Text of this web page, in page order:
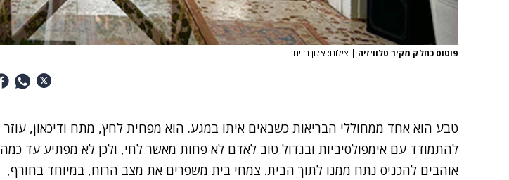
פוטוס כחלק מקיר טלוויזיה | צילום: אלון בדיחי
טבע הוא אחד ממחוללי הבריאות כשבאים איתו במגע. הוא מפחית לחץ, מתח ודיכאון, עוזר
להתמודד עם אימפולסיביות ובגדול טוב לאדם לא פחות מאשר לחי, ולכן לא מפתיע עד כמה
אוהבים להכניס נתח ממנו לתוך הבית. צמחי בית משפרים את מצב הרוח, במיוחד בחורף,